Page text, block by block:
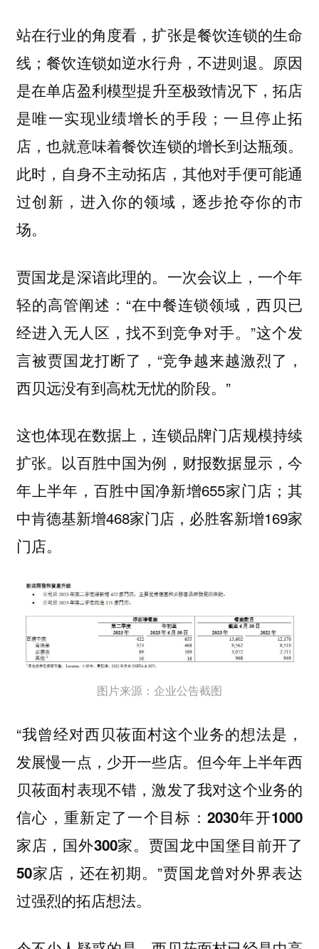
站在行业的角度看，扩张是餐饮连锁的生命
线；餐饮连锁如逆水行舟，不进则退。原因
是在单店盈利模型提升至极致情况下，拓店
是唯一实现业绩增长的手段；一旦停止拓
店，也就意味着餐饮连锁的增长到达瓶颈。
此时，自身不主动拓店，其他对手便可能通
过创新，进入你的领域，逐步抢夺你的市
场。
贾国龙是深谙此理的。一次会议上，一个年
轻的高管阐述：“在中餐连锁领域，西贝已
经进入无人区，找不到竞争对手。”这个发
言被贾国龙打断了，“竞争越来越激烈了，
西贝远没有到高枕无忧的阶段。”
这也体现在数据上，连锁品牌门店规模持续
扩张。以百胜中国为例，财报数据显示，今
年上半年，百胜中国净新增655家门店；其
中肯德基新增468家门店，必胜客新增169家
门店。
图片来源：企业公告截图
“我曾经对西贝莜面村这个业务的想法是，
发展慢一点，少开一些店。但今年上半年西
贝莜面村表现不错，激发了我对这个业务的
信心， 重新定了一个目标：2030年开1000
家店，国外300家。贾国龙中国堡目前开了
50家店，还在初期。 ”贾国龙曾对外界表达
过强烈的拓店想法。